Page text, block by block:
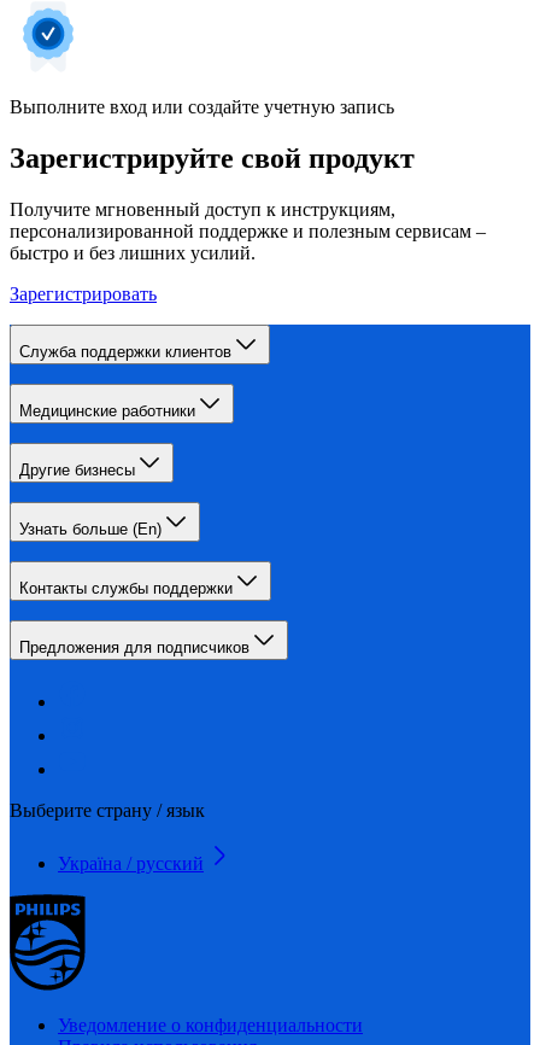
Выполните вход или создайте учетную запись
Зарегистрируйте свой продукт
Получите мгновенный доступ к инструкциям,
персонализированной поддержке и полезным сервисам –
быстро и без лишних усилий.
Зарегистрировать
Служба поддержки клиентов
Медицинские работники
Другие бизнесы
Узнать больше (En)
Контакты службы поддержки
Предложения для подписчиков
Выберите страну / язык
Україна / русский
Уведомление о конфиденциальности